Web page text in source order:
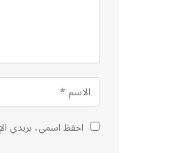
احفظ اسمي، بريدي